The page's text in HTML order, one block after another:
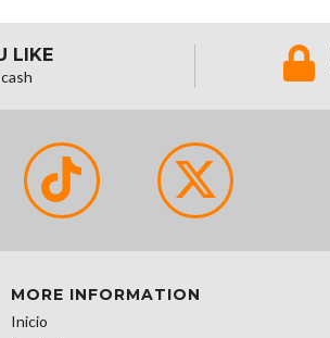
LIKE
MORE INFORMATION
Inicio